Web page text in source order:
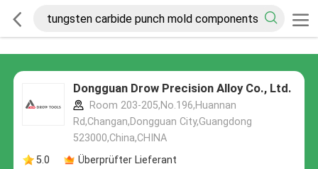
Dongguan Drow Precision Alloy Co., Ltd.
Room 203-205,No.196,Huannan
Rd,Changan,Dongguan City,Guangdong
523000,China,CHINA
5.0
Überprüfter Lieferant